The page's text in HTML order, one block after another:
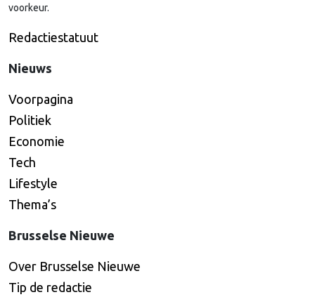
voorkeur.
Redactiestatuut
Nieuws
Voorpagina
Politiek
Economie
Tech
Lifestyle
Thema’s
Brusselse Nieuwe
Over Brusselse Nieuwe
Tip de redactie